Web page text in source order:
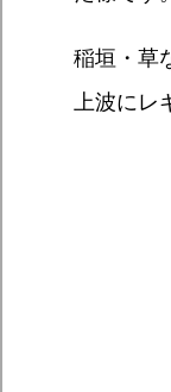
稲垣・草
上波にレ